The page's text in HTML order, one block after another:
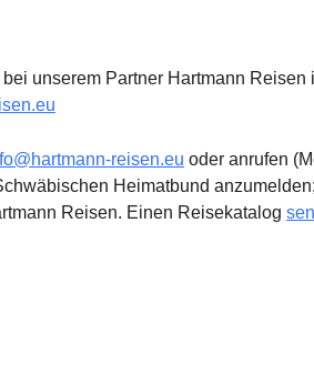
unserem Partner Hartmann Reisen
reisen.eu oder anrufen
Heimatbund
Reisen. Einen Reisekatalog